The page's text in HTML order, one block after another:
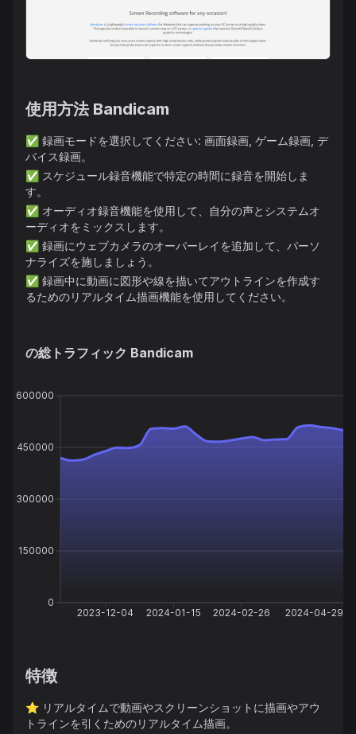
使用方法 Bandicam
✅ 録画モードを選択してください: 画面録画, ゲーム録画, デ
バイス録画。
✅ スケジュール録音機能で特定の時間に録音を開始しま
す。
✅ オーディオ録音機能を使用して、自分の声とシステムオ
ーディオをミックスします。
✅ 録画にウェブカメラのオーバーレイを追加して、パーソ
ナライズを施しましょう。
✅ 録画中に動画に図形や線を描いてアウトラインを作成す
るためのリアルタイム描画機能を使用してください。
の総トラフィック Bandicam
2023-12-04 2024-01-15 2024-02-26 2024-04-29
0
150000
300000
450000
600000
特徴
⭐️ リアルタイムで動画やスクリーンショットに描画やアウ
トラインを引くためのリアルタイム描画。